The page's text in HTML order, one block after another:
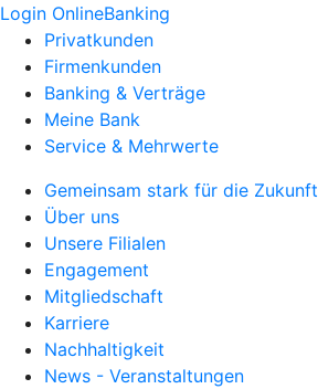
Login OnlineBanking
Privatkunden
Firmenkunden
Banking & Verträge
Meine Bank
Service & Mehrwerte
Gemeinsam stark für die Zukunft
Über uns
Unsere Filialen
Engagement
Mitgliedschaft
Karriere
Nachhaltigkeit
News - Veranstaltungen